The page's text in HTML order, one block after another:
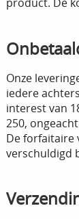
product. De
Onze
iedere
interest van
250,
De forfaitaire
verschuldigd